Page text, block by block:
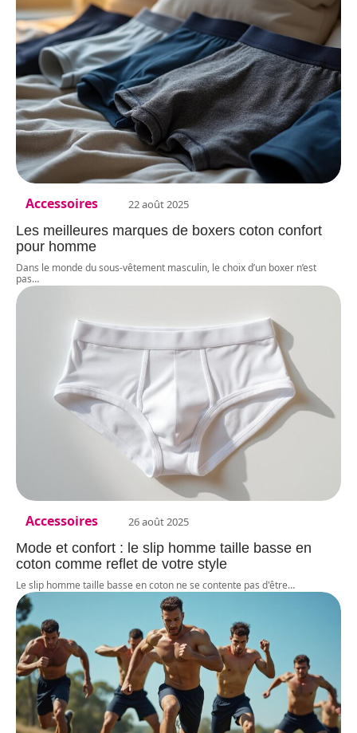
Accessoires 22 août 2025
Les meilleures marques de boxers coton confort
pour homme
Dans le monde du sous-vêtement masculin, le choix d’un boxer n’est
pas…
Accessoires 26 août 2025
Mode et confort : le slip homme taille basse en
coton comme reflet de votre style
Le slip homme taille basse en coton ne se contente pas d'être…